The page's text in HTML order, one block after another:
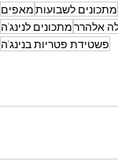
מתכונים לשבועותמאפים
אלהררמתכונים לנינג'ה
פשטידת פטריות בנינג'ה